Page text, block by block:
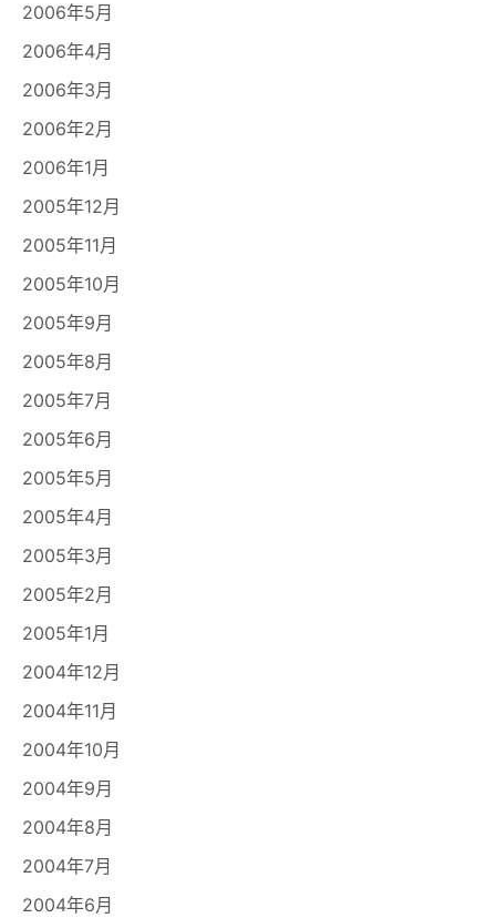
2006年5月
2006年4月
2006年3月
2006年2月
2006年1月
2005年12月
2005年11月
2005年10月
2005年9月
2005年8月
2005年7月
2005年6月
2005年5月
2005年4月
2005年3月
2005年2月
2005年1月
2004年12月
2004年11月
2004年10月
2004年9月
2004年8月
2004年7月
2004年6月